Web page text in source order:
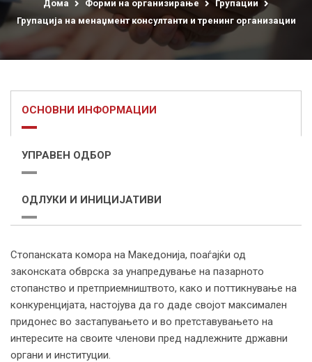
Дома Форми на организирање
Групации
Групација на менаџмент консултанти и тренинг организации
ОСНОВНИ ИНФОРМАЦИИ
УПРАВЕН ОДБОР
ОДЛУКИ И ИНИЦИЈАТИВИ
Стопанската комора на Македонија, поаѓајќи од
законската обврска за унапредување на пазарното
стопанство и претприемништвото, како и поттикнување на
конкуренцијата, настојува да го даде својот максимален
придонес во застапувањето и во претставувањето на
интересите на своите членови пред надлежните државни
органи и институции.